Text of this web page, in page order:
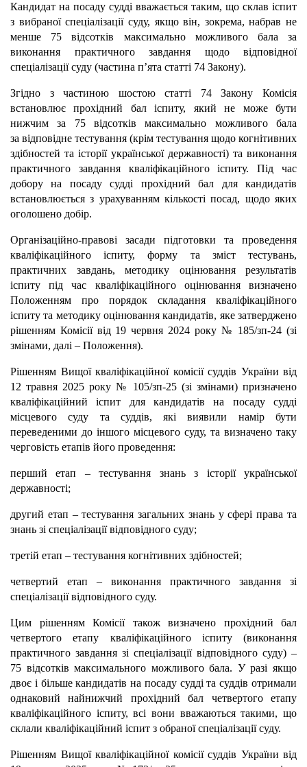
Кандидат на посаду судді вважається таким, що склав іспит
з вибраної спеціалізації суду, якщо він, зокрема, набрав не
менше 75 відсотків максимально можливого бала за
виконання практичного завдання щодо відповідної
спеціалізації суду (частина п’ята статті 74 Закону).
Згідно з частиною шостою статті 74 Закону Комісія
встановлює прохідний бал іспиту, який не може бути
нижчим за 75 відсотків максимально можливого бала
за відповідне тестування (крім тестування щодо когнітивних
здібностей та історії української державності) та виконання
практичного завдання кваліфікаційного іспиту. Під час
добору на посаду судді прохідний бал для кандидатів
встановлюється з урахуванням кількості посад, щодо яких
оголошено добір.
Організаційно-правові засади підготовки та проведення
кваліфікаційного іспиту, форму та зміст тестувань,
практичних завдань, методику оцінювання результатів
іспиту під час кваліфікаційного оцінювання визначено
Положенням про порядок складання кваліфікаційного
іспиту та методику оцінювання кандидатів, яке затверджено
рішенням Комісії від 19 червня 2024 року № 185/зп-24 (зі
змінами, далі – Положення).
Рішенням Вищої кваліфікаційної комісії суддів України від
12 травня 2025 року № 105/зп-25 (зі змінами) призначено
кваліфікаційний іспит для кандидатів на посаду судді
місцевого суду та суддів, які виявили намір бути
переведеними до іншого місцевого суду, та визначено таку
черговість етапів його проведення:
перший етап – тестування знань з історії української
державності;
другий етап – тестування загальних знань у сфері права та
знань зі спеціалізації відповідного суду;
третій етап – тестування когнітивних здібностей;
четвертий етап – виконання практичного завдання зі
спеціалізації відповідного суду.
Цим рішенням Комісії також визначено прохідний бал
четвертого етапу кваліфікаційного іспиту (виконання
практичного завдання зі спеціалізації відповідного суду) –
75 відсотків максимального можливого бала. У разі якщо
двоє і більше кандидатів на посаду судді та суддів отримали
однаковий найнижчий прохідний бал четвертого етапу
кваліфікаційного іспиту, всі вони вважаються такими, що
склали кваліфікаційний іспит з обраної спеціалізації суду.
Рішенням Вищої кваліфікаційної комісії суддів України від